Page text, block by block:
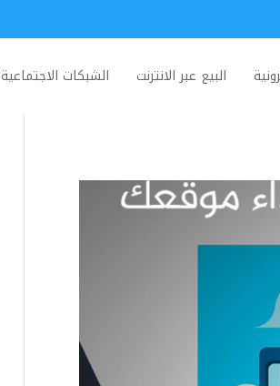
البيع عبر الانترنت الشبكات الاجتماعية